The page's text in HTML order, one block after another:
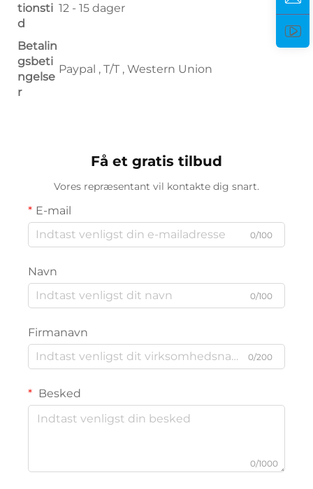
tionsti
d
12 - 15 dager
Betalin
gsbeti
ngelse
r
Paypal , T/T , Western Union
Få et gratis tilbud
Vores repræsentant vil kontakte dig snart.
E-mail
0/100
Navn
0/100
Firmanavn
0/200
Besked
0/1000